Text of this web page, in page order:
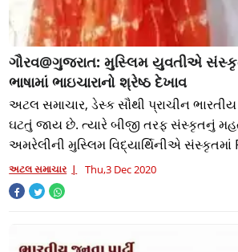
ગૌરવ@ગુજરાત: મુસ્લિમ યુવતીએ
ભાષામાં ભાઇચારાનો શ્રેષ્ઠ દેખાવ
અટલ સમાચાર, ડેસ્ક સૌથી પ્રાચીન
ઘટતું જાય છે. ત્યારે બીજી તરફ સંસ્કૃતનું
અમરેલીની મુસ્લિમ વિદ્યાર્થિનીએ સંસ્કૃતમાં
અભ્યાસ કરવાનું પસંદ કર્યું. 1
અટલ સમાચાર Thu,3 Dec 2020